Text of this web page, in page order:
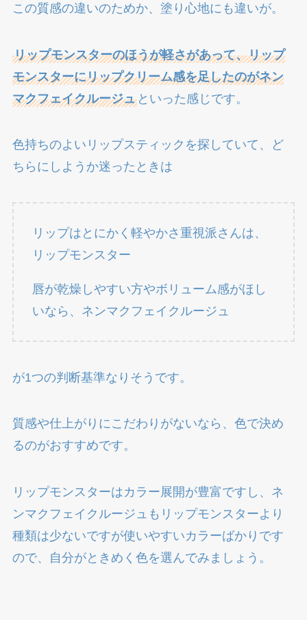
この質感の違いのためか、塗り心地にも違いが。
リップモンスターのほうが軽さがあって、リップ
モンスターにリップクリーム感を足したのがネン
マクフェイクルージュといった感じです。
色持ちのよいリップスティックを探していて、ど
ちらにしようか迷ったときは
リップはとにかく軽やかさ重視派さんは、
リップモンスター
唇が乾燥しやすい方やボリューム感がほし
いなら、ネンマクフェイクルージュ
が1つの判断基準なりそうです。
質感や仕上がりにこだわりがないなら、色で決め
るのがおすすめです。
リップモンスターはカラー展開が豊富ですし、ネ
ンマクフェイクルージュもリップモンスターより
種類は少ないですが使いやすいカラーばかりです
ので、自分がときめく色を選んでみましょう。